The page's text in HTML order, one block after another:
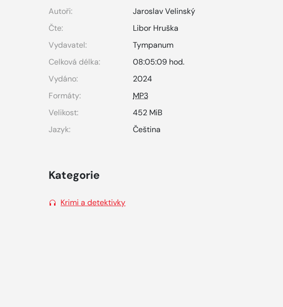
Autoři:
Jaroslav Velinský
Čte:
Libor Hruška
Vydavatel:
Tympanum
Celková délka:
08:05:09 hod.
Vydáno:
2024
Formáty:
MP3
Velikost:
452 MiB
Jazyk:
Čeština
Kategorie
Krimi a detektivky